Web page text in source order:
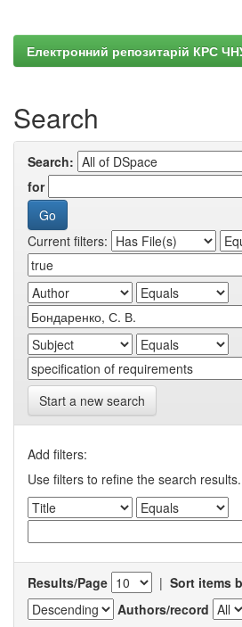
Електронний репозитарій КРС
Search
Search:
for
Current filters:
Start a new search
Add filters:
Use filters to refine the search results.
Results/Page | Sort items
Authors/record